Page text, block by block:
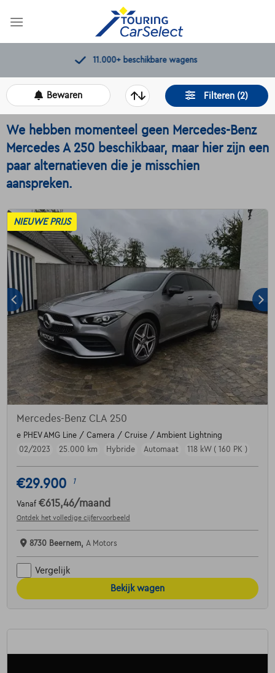
11.000+beschikbare wagens
Filteren (2)
Bewaren
We hebben momenteel geen Mercedes-Benz
Mercedes A 250 beschikbaar, maar hier zijn een
paar alternatieven die je misschien
aanspreken.
NIEUWE PRIJS
Mercedes-Benz CLA 250
e PHEV AMG Line / Camera / Cruise / Ambient Lightning
02/2023
25.000 km Hybride Automaat 118 kW ( 160 PK )
€29.900 1
Vanaf €615,46/maand
Ontdek het volledige cijfervoorbeeld
8730 Beernem, A Motors
Vergelijk
Bekijk wagen